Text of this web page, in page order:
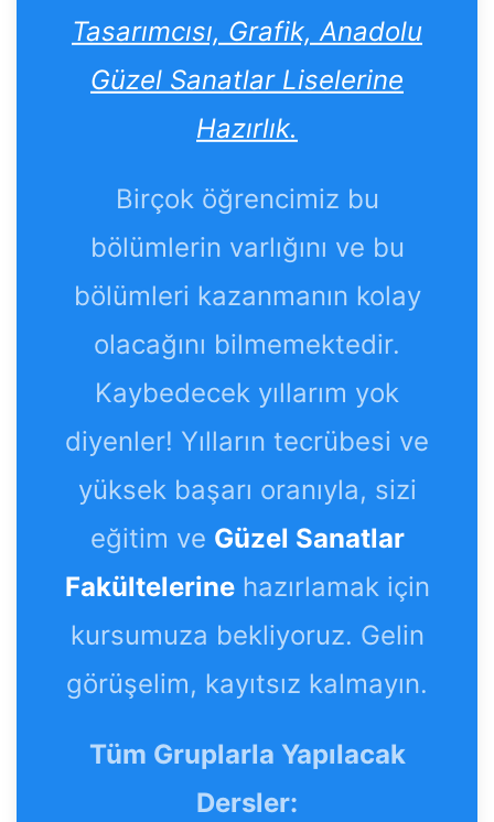
Tasarımcısı, Grafik, Anadolu
Güzel Sanatlar Liselerine
Hazırlık.
Birçok öğrencimiz bu
bölümlerin varlığını ve bu
bölümleri kazanmanın kolay
olacağını bilmemektedir.
Kaybedecek yıllarım yok
diyenler! Yılların tecrübesi ve
yüksek başarı oranıyla, sizi
eğitim ve Güzel Sanatlar
Fakültelerinehazırlamak için
kursumuza bekliyoruz. Gelin
görüşelim, kayıtsız kalmayın.
Tüm Gruplarla Yapılacak
Dersler: